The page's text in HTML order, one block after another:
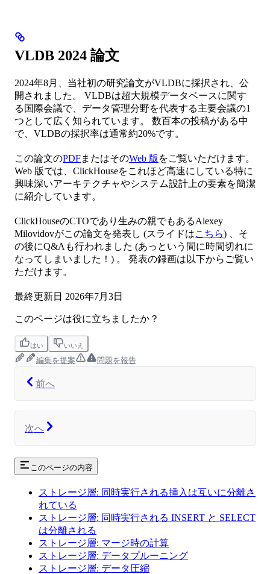
VLDB 2024 論文
2024年8月、当社初の研究論文がVLDBに採択され、公
開されました。 VLDBは超大規模データベースに関す
る国際会議で、データ管理分野を代表する主要会議の1
つとして広く知られています。 数百本の投稿がある中
で、VLDBの採択率は通常約20%です。
この論文のPDFまたはそのWeb 版 をご覧いただけます。
Web 版では、ClickHouseをこれほど高速にしている特に
興味深いアーキテクチャやシステム設計上の要素を簡潔
に紹介しています。
ClickHouseのCTOであり生みの親でもあるAlexey
Milovidovがこの論文を発表し (スライドはこちら) 、そ
の後にQ&Aも行われました (あっという間に時間切れに
なってしまいました！) 。 発表の録画は以下からご覧い
ただけます。
最終更新日 2026年7月3日
このページは役に立ちましたか？
はい いいえ
編集を提案 問題を報告
前へ
次へ
このページの内容
ストレージ層: 同時実行される挿入は互いに分離さ
れている
ストレージ層: 同時実行される INSERT と SELECT
は分離される
ストレージ層: マージ時の計算
ストレージ層: データプルーニング
ストレージ層: データ圧縮